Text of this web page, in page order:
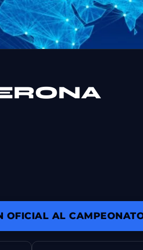
OFICIAL AL